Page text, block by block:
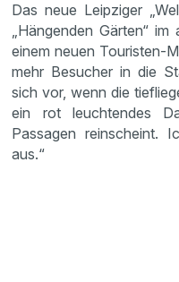
Das neue Leipziger
„Hängenden Gärten“
einem neuen Touristen-
mehr Besucher in die
sich vor, wenn die
ein rot leuchtendes
Passagen reinscheint.
aus.“